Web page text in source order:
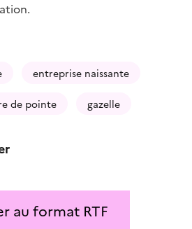
entreprise naissante
de pointe gazelle
au format RTF